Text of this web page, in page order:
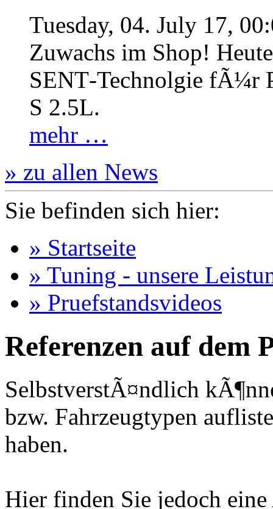
Tuesday, 04. July 17,
Zuwachs im Shop!
SENT‐Technolgie fÃ¼r
S 2.5L.
mehr …
» zu allen News
Sie befinden sich hier:
» Startseite
» Tuning - unsere
» Pruefstandsvideos
Referenzen auf dem
SelbstverstÃ¤ndlich
bzw. Fahrzeugtypen
haben.
Hier finden Sie jedoch